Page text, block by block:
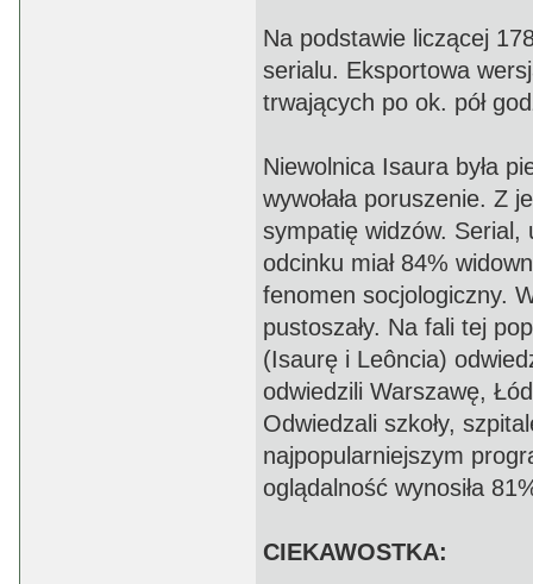
Na podstawie liczącej
serialu. Eksportowa
trwających po ok. pół
Niewolnica Isaura była
wywołała poruszenie. Z
sympatię widzów.
odcinku miał 84%
fenomen socjologiczny.
pustoszały. Na fali tej
(Isaurę i Leôncia)
odwiedzili Warszawę,
Odwiedzali szkoły,
najpopularniejszym
oglądalność wynosiła
CIEKAWOSTKA: